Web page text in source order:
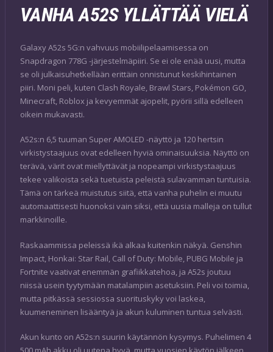
VANHA A52S YLLÄTTÄÄ VIELÄ
Galaxy A52s 5G:n vahvuus mobiilipelaamisessa on
Snapdragon 778G -järjestelmäpiiri. Se ei ole enää uusi, mutta
se oli julkaisuhetkellään erittäin onnistunut keskihintainen
piiri. Moni peli, kuten Clash Royale, Brawl Stars, Pokémon GO,
Minecraft, Roblox ja kevyemmät ajopelit, pyörii sillä edelleen
oikein mukavasti.
A52s:n 6,5 tuuman Super AMOLED -näyttö ja 120 hertsin
virkistystaajuus ovat edelleen hyviä ominaisuuksia. Näyttö on
terävä, värit ovat miellyttävät ja nopeampi virkistystaajuus
tekee valikoista sekä tuetuista peleistä sulavamman tuntuisia.
Tämä on tärkeä muistutus siitä, että vanha puhelin ei muutu
automaattisesti huonoksi vain siksi, että uusia malleja on tullut
markkinoille.
Raskaammissa peleissä ikä alkaa kuitenkin näkyä. Genshin
Impact, Honkai: Star Rail, Call of Duty: Mobile, PUBG Mobile ja
Fortnite vaativat enemmän grafiikkatehoa, ja A52s joutuu
niissä usein tyytymään matalampiin asetuksiin. Peli voi toimia,
mutta pitkässä sessiossa suorituskyky voi laskea,
kuumeneminen lisääntyä ja akun kuluminen tuntua selvästi.
Akun kunto on A52s:n suurin käytännön kysymys. Puhelimen 4